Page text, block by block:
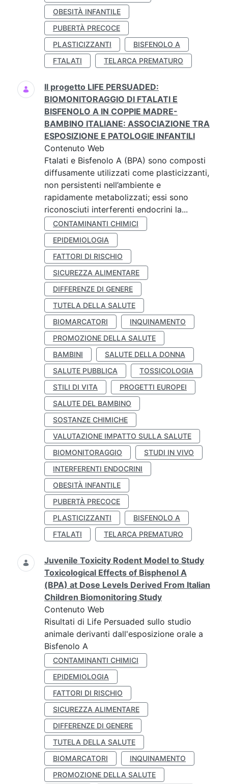
OBESITÀ INFANTILE
PUBERTÀ PRECOCE
PLASTICIZZANTI
BISFENOLO A
FTALATI
TELARCA PREMATURO
Il progetto LIFE PERSUADED:
BIOMONITORAGGIO DI FTALATI E
BISFENOLO A IN COPPIE MADRE-
BAMBINO ITALIANE: ASSOCIAZIONE TRA
ESPOSIZIONE E PATOLOGIE INFANTILI
Contenuto Web
Ftalati e Bisfenolo A (BPA) sono composti
diffusamente utilizzati come plasticizzanti,
non persistenti nell’ambiente e
rapidamente metabolizzati; essi sono
riconosciuti interferenti endocrini la...
CONTAMINANTI CHIMICI
EPIDEMIOLOGIA
FATTORI DI RISCHIO
SICUREZZA ALIMENTARE
DIFFERENZE DI GENERE
TUTELA DELLA SALUTE
BIOMARCATORI
INQUINAMENTO
PROMOZIONE DELLA SALUTE
BAMBINI
SALUTE DELLA DONNA
SALUTE PUBBLICA
TOSSICOLOGIA
STILI DI VITA
PROGETTI EUROPEI
SALUTE DEL BAMBINO
SOSTANZE CHIMICHE
VALUTAZIONE IMPATTO SULLA SALUTE
BIOMONITORAGGIO
STUDI IN VIVO
INTERFERENTI ENDOCRINI
OBESITÀ INFANTILE
PUBERTÀ PRECOCE
PLASTICIZZANTI
BISFENOLO A
FTALATI
TELARCA PREMATURO
Juvenile Toxicity Rodent Model to Study
Toxicological Effects of Bisphenol A
(BPA) at Dose Levels Derived From Italian
Children Biomonitoring Study
Contenuto Web
Risultati di Life Persuaded sullo studio
animale derivanti dall'esposizione orale a
Bisfenolo A
CONTAMINANTI CHIMICI
EPIDEMIOLOGIA
FATTORI DI RISCHIO
SICUREZZA ALIMENTARE
DIFFERENZE DI GENERE
TUTELA DELLA SALUTE
BIOMARCATORI
INQUINAMENTO
PROMOZIONE DELLA SALUTE